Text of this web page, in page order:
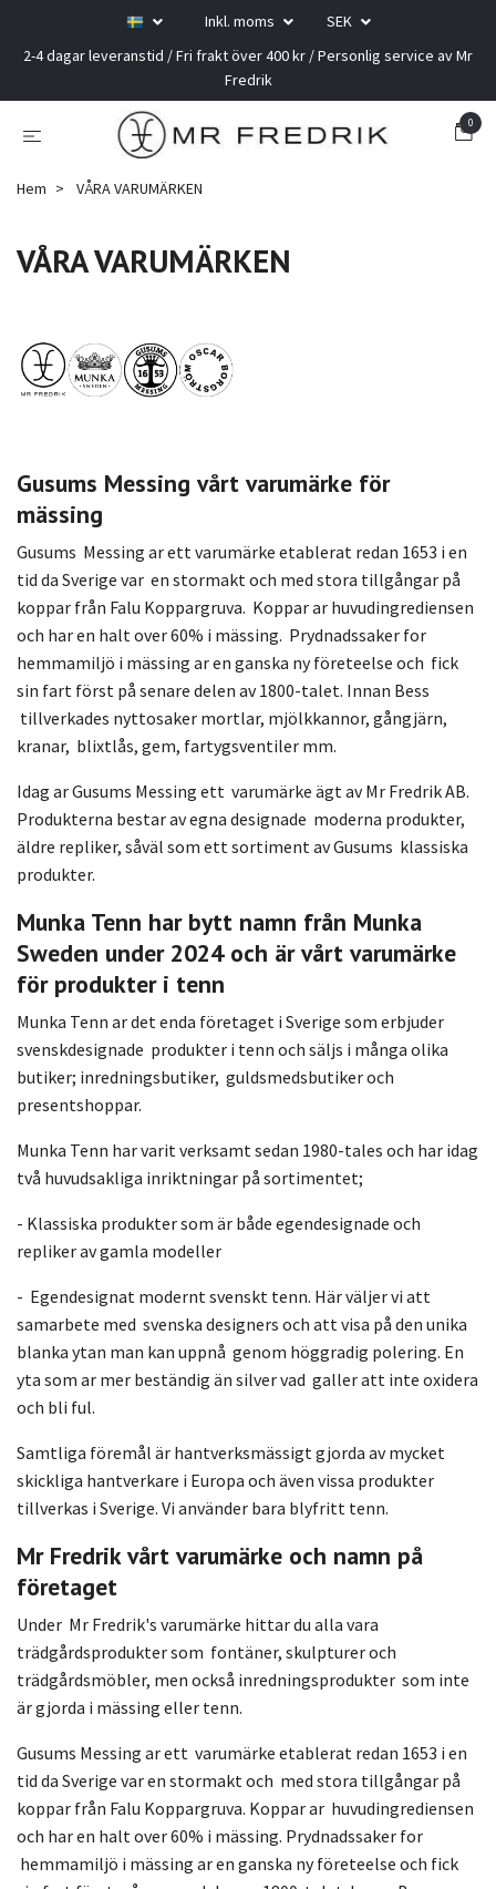
Inkl. moms
SEK
2-4 dagar leveranstid / Fri frakt över 400 kr / Personlig service av Mr
Fredrik
0
Hem VÅRA VARUMÄRKEN
VÅRA VARUMÄRKEN
Gusums Messing vårt varumärke för
mässing
Gusums Messing ar ett varumärke etablerat redan 1653 i en
tid da Sverige var en stormakt och med stora tillgångar på
koppar från Falu Koppargruva. Koppar ar huvudingrediensen
och har en halt over 60% i mässing. Prydnadssaker for
hemmamiljö i mässing ar en ganska ny företeelse och fick
sin fart först på senare delen av 1800-talet. Innan Bess
tillverkades nyttosaker mortlar, mjölkkannor, gångjärn,
kranar, blixtlås, gem, fartygsventiler mm.
Idag ar Gusums Messing ett varumärke ägt av Mr Fredrik AB.
Produkterna bestar av egna designade moderna produkter,
äldre repliker, såväl som ett sortiment av Gusums klassiska
produkter.
Munka Tenn har bytt namn från Munka
Sweden under 2024 och är vårt varumärke
för produkter i tenn
Munka Tenn ar det enda företaget i Sverige som erbjuder
svenskdesignade produkter i tenn och säljs i många olika
butiker; inredningsbutiker, guldsmedsbutiker och
presentshoppar.
Munka Tenn har varit verksamt sedan 1980-tales och har idag
två huvudsakliga inriktningar på sortimentet;
- Klassiska produkter som är både egendesignade och
repliker av gamla modeller
- Egendesignat modernt svenskt tenn. Här väljer vi att
samarbete med svenska designers och att visa på den unika
blanka ytan man kan uppnå genom höggradig polering. En
yta som ar mer beständig än silver vad galler att inte oxidera
och bli ful.
Samtliga föremål är hantverksmässigt gjorda av mycket
skickliga hantverkare i Europa och även vissa produkter
tillverkas i Sverige. Vi använder bara blyfritt tenn.
Mr Fredrik vårt varumärke och namn på
företaget
Under Mr Fredrik's varumärke hittar du alla vara
trädgårdsprodukter som fontäner, skulpturer och
trädgårdsmöbler, men också inredningsprodukter som inte
är gjorda i mässing eller tenn.
Gusums Messing ar ett varumärke etablerat redan 1653 i en
tid da Sverige var en stormakt och med stora tillgångar på
koppar från Falu Koppargruva. Koppar ar huvudingrediensen
och har en halt over 60% i mässing. Prydnadssaker for
hemmamiljö i mässing ar en ganska ny företeelse och fick